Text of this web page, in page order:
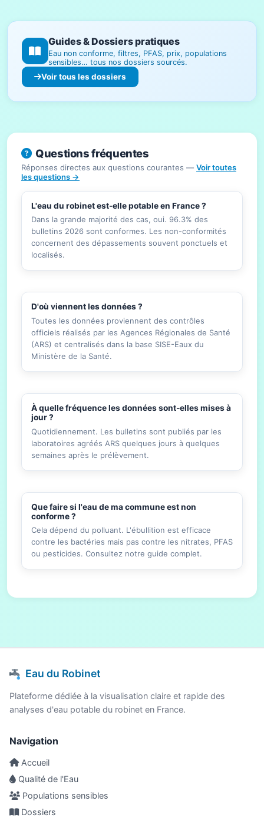
Guides & Dossiers pratiques
Eau non conforme, filtres, PFAS, prix, populations
sensibles… tous nos dossiers sourcés.
Voir tous les dossiers
Questions fréquentes
Réponses directes aux questions courantes — Voir toutes
les questions →
L'eau du robinet est-elle potable en France ?
Dans la grande majorité des cas, oui. 96.3% des
bulletins 2026 sont conformes. Les non-conformités
concernent des dépassements souvent ponctuels et
localisés.
D'où viennent les données ?
Toutes les données proviennent des contrôles
officiels réalisés par les Agences Régionales de Santé
(ARS) et centralisés dans la base SISE-Eaux du
Ministère de la Santé.
À quelle fréquence les données sont-elles mises à
jour ?
Quotidiennement. Les bulletins sont publiés par les
laboratoires agréés ARS quelques jours à quelques
semaines après le prélèvement.
Que faire si l'eau de ma commune est non
conforme ?
Cela dépend du polluant. L'ébullition est efficace
contre les bactéries mais pas contre les nitrates, PFAS
ou pesticides. Consultez notre guide complet.
Eau du Robinet
Plateforme dédiée à la visualisation claire et rapide des
analyses d'eau potable du robinet en France.
Navigation
Accueil
Qualité de l'Eau
Populations sensibles
Dossiers